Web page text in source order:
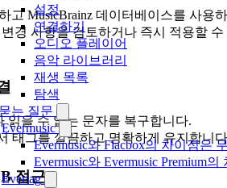
설정
연결하기
오디오 플레이어
음악 라이브러리
재생 목록
탐색
는 질문
Evermusic
Evermusic와 Flacbox의 차이점은
Evermusic와 Evermusic Premium의
Evertag
고 MusicBrainz 데이터베이스를 사용하
경 사항을 검토하거나 즉시 적용할 수
읽을 수 없는 문자를 복구합니다.
태그를 깔끔하고 명확하게 유지합니
접근